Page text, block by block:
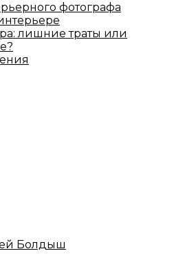
фотографа
лишние траты или
Болдыш